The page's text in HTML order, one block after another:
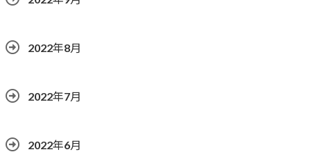
2022年8月
2022年7月
2022年6月